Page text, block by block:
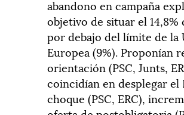
abandono en campaña
objetivo de situar el 14,8%
por debajo del límite de la
Europea (9%). Proponían
orientación (PSC, Junts,
coincidían en desplegar el
choque (PSC, ERC),